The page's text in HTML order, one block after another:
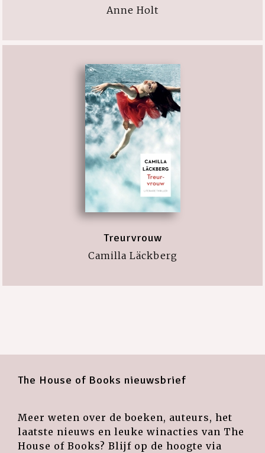
Anne Holt
Treurvrouw
Camilla Läckberg
The House of Books nieuwsbrief
Meer weten over de boeken, auteurs, het
laatste nieuws en leuke winacties van The
House of Books? Blijf op de hoogte via